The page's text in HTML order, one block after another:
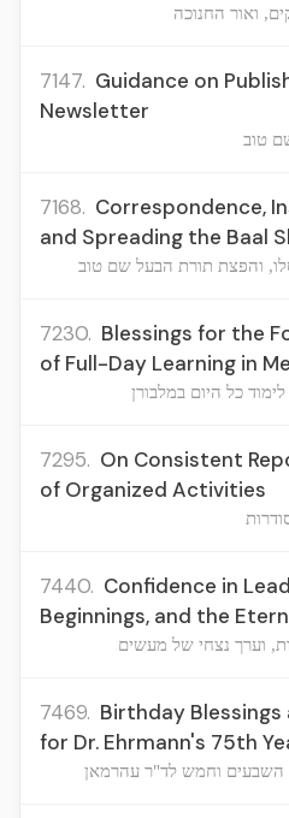
ואור החנוכה
7147. Guidance on
Newsletter
טוב
7168. Correspondence,
and Spreading the Baal
והפצת תורת הבעל שם טוב
7230. Blessings for the
of Full-Day Learning in
כל היום במלבורן
7295. On Consistent
of Organized Activities
7440. Confidence in
Beginnings, and the
וערך נצחי של מעשים
7469. Birthday
for Dr. Ehrmann's 75th
השבעים וחמש לד"ר עהרמאן